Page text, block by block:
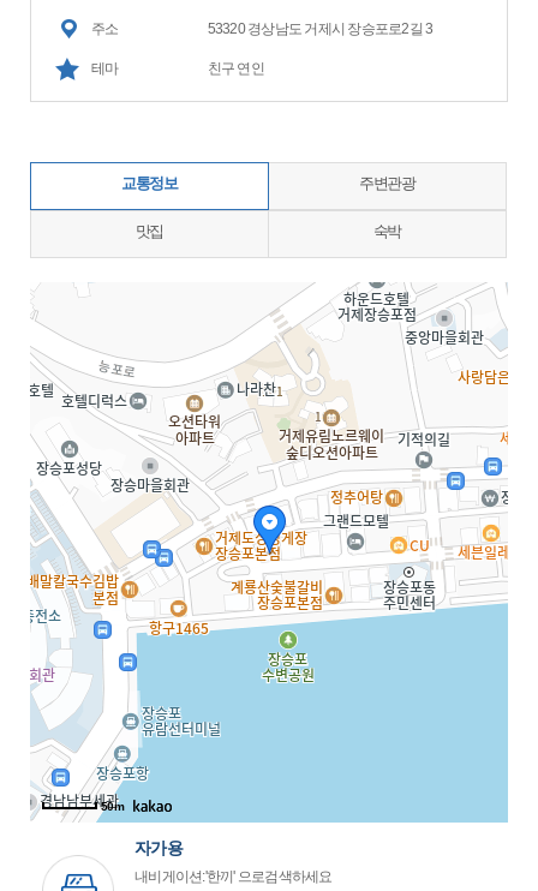
주소 53320 경상남도 거제시 장승포로2길 3
테마 친구 연인
교통정보 주변관광
맛집 숙박
지도삽입 (가로100%)
50m
자가용
내비게이션:'한끼' 으로검색하세요